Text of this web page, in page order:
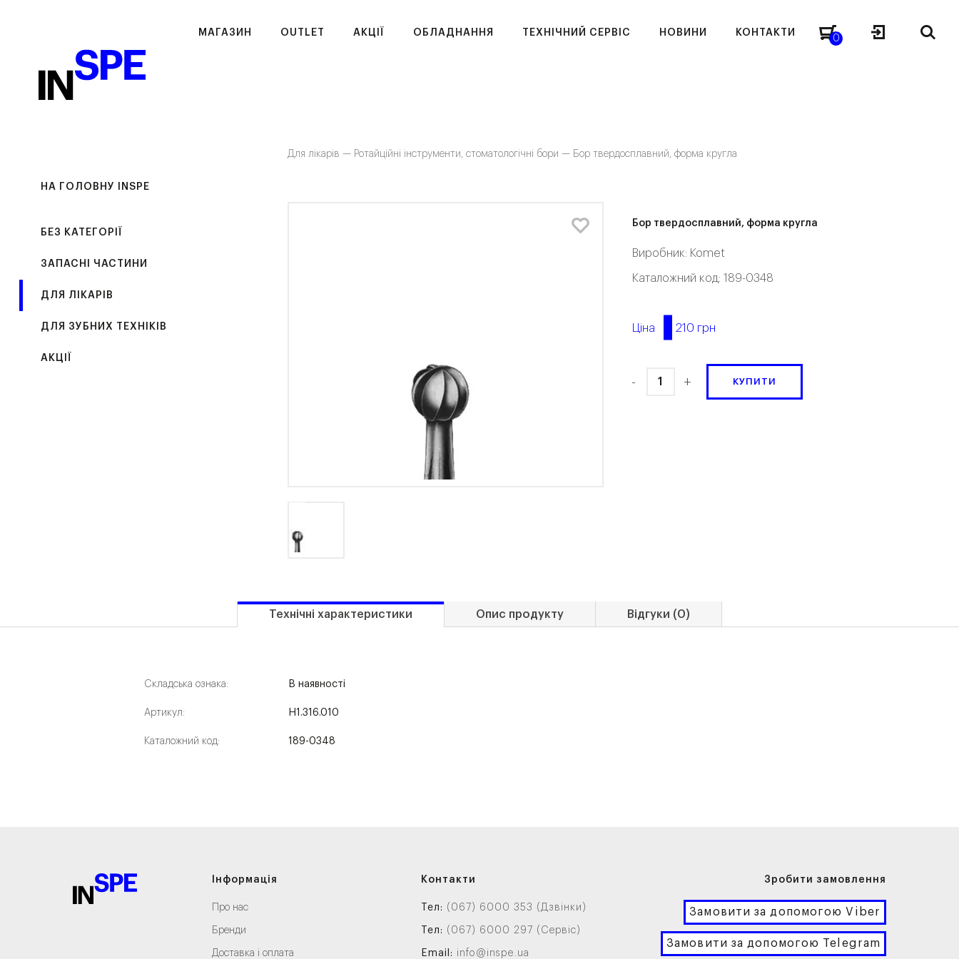
МАГАЗИН OUTLET АКЦІЇ ОБЛАДНАННЯ ТЕХНІЧНИЙ СЕРВІС НОВИНИ КОНТАКТИ
0
НА ГОЛОВНУ INSPE
БЕЗ КАТЕГОРІЇ
ЗАПАСНІ ЧАСТИНИ
ДЛЯ ЛІКАРІВ
ДЛЯ ЗУБНИХ ТЕХНІКІВ
АКЦІЇ
Для лікарів — Ротайційні інструменти, стоматологічні бори — Бор твердосплавний, форма кругла
Бор твердосплавний, форма кругла
Виробник: Komet
Каталожний код: 189-0348
Ціна 210 грн
- + КУПИТИ
Технічні характеристики Опис продукту Відгуки (0)
Складська ознака:
Артикул:
Каталожний код:
В наявності
H1.316.010
189-0348
Інформація
Про нас
Бренди
Доставка і оплата
Контакти
Тел: (067) 6000 353 (Дзвінки)
Тел: (067) 6000 297 (Сервіс)
Email: info@inspe.ua
Зробити замовлення
Замовити за допомогою Viber
Замовити за допомогою Telegram